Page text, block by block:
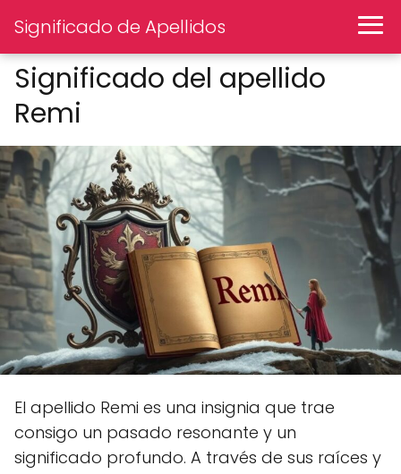
Significado de Apellidos
Significado del apellido
Remi
El apellido Remi es una insignia que trae
consigo un pasado resonante y un
significado profundo. A través de sus raíces y